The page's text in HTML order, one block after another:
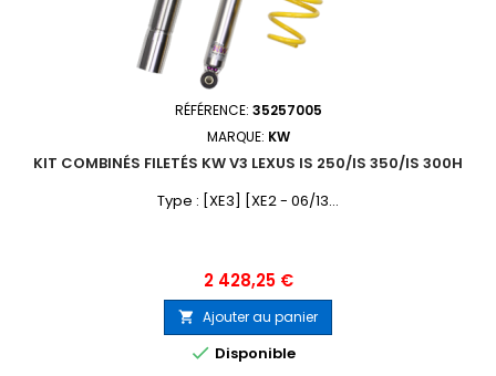
RÉFÉRENCE: 35257005
MARQUE: KW
KIT COMBINÉS FILETÉS KW V3 LEXUS IS 250/IS 350/IS 300H
Type : [XE3] [XE2 - 06/13...
Prix
2 428,25 €
 Ajouter au panier
 Disponible